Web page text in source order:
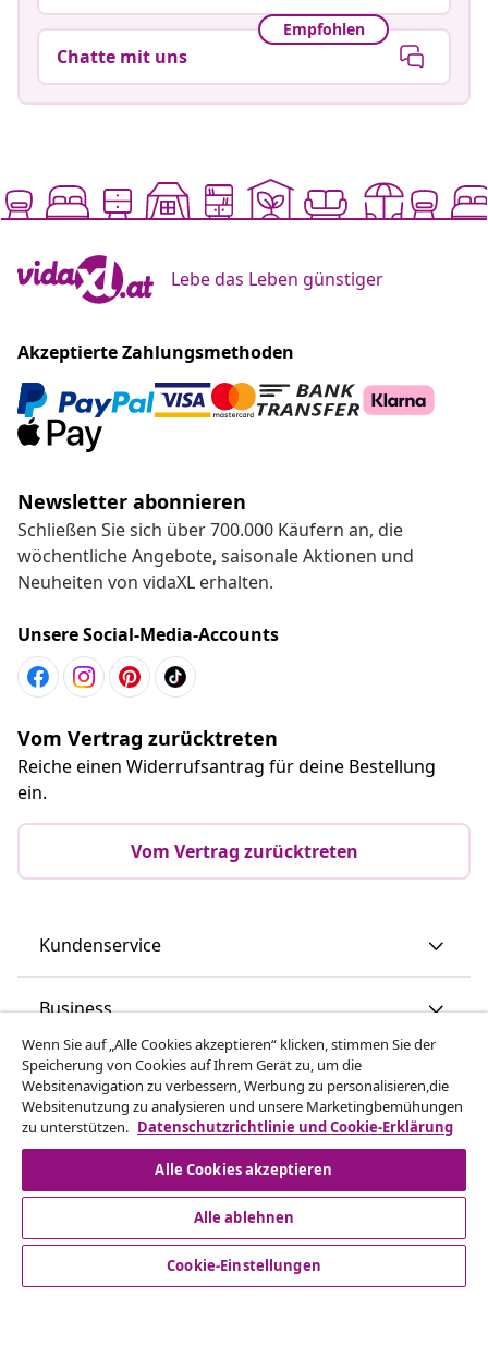
Empfohlen
Chatte mit uns
Lebe das Leben günstiger
Akzeptierte Zahlungsmethoden
Newsletter abonnieren
Schließen Sie sich über 700.000 Käufern an, die
wöchentliche Angebote, saisonale Aktionen und
Neuheiten von vidaXL erhalten.
Unsere Social-Media-Accounts
Vom Vertrag zurücktreten
Reiche einen Widerrufsantrag für deine Bestellung
ein.
Vom Vertrag zurücktreten
Kundenservice
Business
vidaXL
Mehr entdecken
Wenn Sie auf „Alle Cookies akzeptieren“ klicken, stimmen Sie der
Speicherung von Cookies auf Ihrem Gerät zu, um die
Websitenavigation zu verbessern, Werbung zu personalisieren,die
Websitenutzung zu analysieren und unsere Marketingbemühungen
zu unterstützen. Datenschutzrichtlinie und Cookie-Erklärung
Alle Cookies akzeptieren
Alle ablehnen
Cookie-Einstellungen